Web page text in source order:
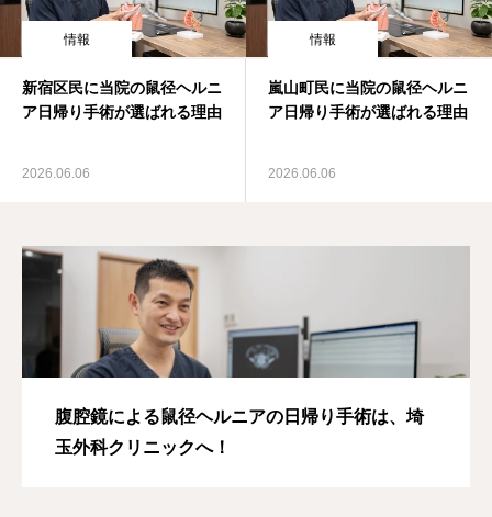
情報
新宿区民に当院の鼠径ヘルニ
ア日帰り手術が選ばれる理由
2026.06.06
情報
嵐山町民に当院の鼠径ヘルニ
ア日帰り手術が選ばれる理由
2026.06.06
腹腔鏡による鼠径ヘルニアの日帰り手術は、埼
玉外科クリニックへ！